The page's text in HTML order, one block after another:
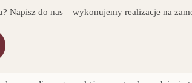
Napisz do nas – wykonujemy realizacje na